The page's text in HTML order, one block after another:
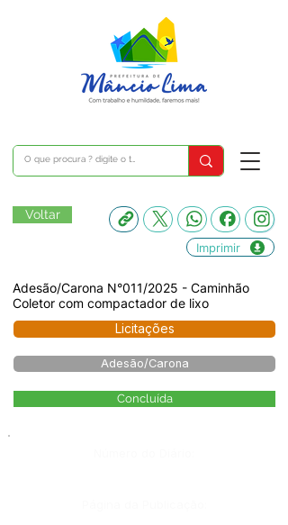
Voltar
Imprimir
Adesão/Carona N°011/2025 - Caminhão
Coletor com compactador de lixo
Licitações
Adesão/Carona
Concluída